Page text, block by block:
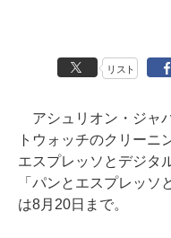
リスト
アシュリオン・ジャ
トウォッチのクリーニ
エスプレッソとデジタ
「パンとエスプレッソ
は8月20日まで。